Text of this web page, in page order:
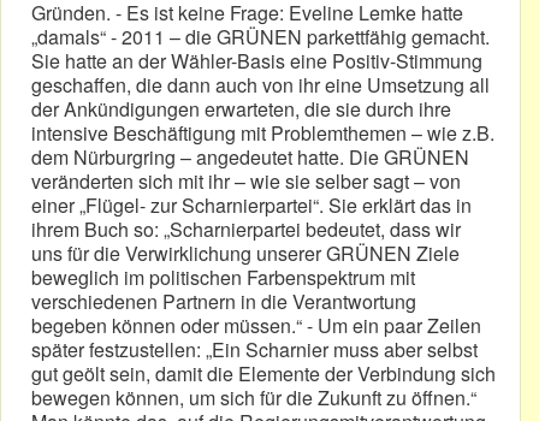
Gründen. - Es ist keine Frage: Eveline Lemke hatte
„damals“ - 2011 – die GRÜNEN parkettfähig gemacht.
Sie hatte an der Wähler-Basis eine Positiv-Stimmung
geschaffen, die dann auch von ihr eine Umsetzung all
der Ankündigungen erwarteten, die sie durch ihre
intensive Beschäftigung mit Problemthemen – wie z.B.
dem Nürburgring – angedeutet hatte. Die GRÜNEN
veränderten sich mit ihr – wie sie selber sagt – von
einer „Flügel- zur Scharnierpartei“. Sie erklärt das in
ihrem Buch so: „Scharnierpartei bedeutet, dass wir
uns für die Verwirklichung unserer GRÜNEN Ziele
beweglich im politischen Farbenspektrum mit
verschiedenen Partnern in die Verantwortung
begeben können oder müssen.“ - Um ein paar Zeilen
später festzustellen: „Ein Scharnier muss aber selbst
gut geölt sein, damit die Elemente der Verbindung sich
bewegen können, um sich für die Zukunft zu öffnen.“